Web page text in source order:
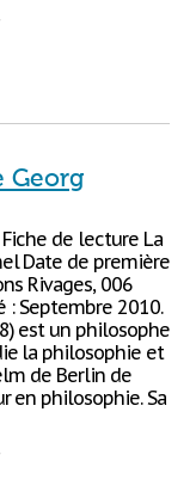
Georg
Fiche de lecture La
Date de première
Rivages, 006
: Septembre 2010.
est un philosophe
la philosophie et
de Berlin de
en philosophie. Sa